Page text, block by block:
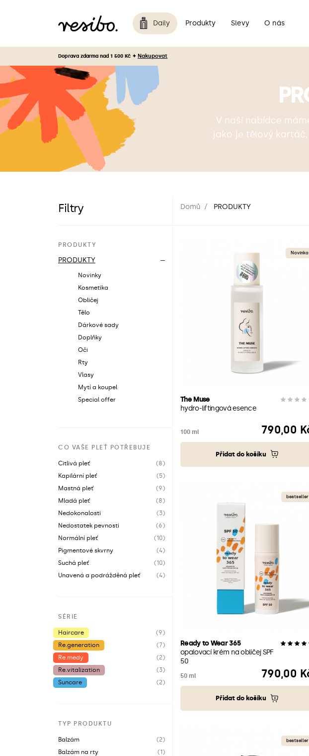
Daily Produkty Slevy O nás
Doprava zdarma nad 1 500 Kč ✦ Nakupovat
V naší nabídce
jako je tělový
Filtry Domů PRODUKTY
PRODUKTY
PRODUKTY
Novinky
Kosmetika
Obličej
Tělo
Dárkové sady
Doplňky
Oči
Rty
Vlasy
Mytí a koupel
Special offer
CO VAŠE PLEŤ POTŘEBUJE
Citlivá pleť
(8)
Kapilární pleť
(5)
Mastná pleť
(9)
Mladá pleť
(8)
Nedokonalosti
(3)
Nedostatek pevnosti
(6)
Normální pleť
(10)
Pigmentové skvrny
(4)
Suchá pleť
(10)
Unavená a podrážděná pleť
(4)
SÉRIE
Haircare
(9)
Re.generation
(7)
Re.medy
(2)
Re.vitalization
(3)
Suncare
(2)
TYP PRODUKTU
Balzám
(2)
Balzám na rty
(1)
Novinka
The Muse
hydro-liftingová esence
100 ml Cena
790,00
Přidat do košíku
bestseller
Ready to Wear 365
opalovací krém na obličej SPF
50
50 ml Cena
790,00
Přidat do košíku
bestseller